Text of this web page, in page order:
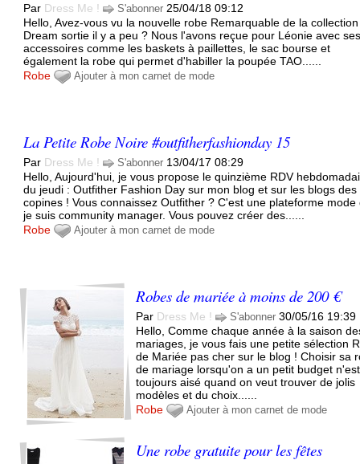
Par Dress Me ! S'abonner 25/04/18 09:12
Hello, Avez-vous vu la nouvelle robe Remarquable de la
Dream sortie il y a peu ? Nous l'avons reçue pour Léonie avec
accessoires comme les baskets à paillettes, le sac bourse et
également la robe qui permet d'habiller la poupée TAO......
Robe
Ajouter à mon carnet de mode
La Petite Robe Noire #outfitherfashionday 15
Par Dress Me ! S'abonner 13/04/17 08:29
Hello, Aujourd'hui, je vous propose le quinzième RDV
du jeudi : Outfither Fashion Day sur mon blog et sur les blogs des
copines ! Vous connaissez Outfither ? C'est une plateforme mode
je suis community manager. Vous pouvez créer des......
Robe
Ajouter à mon carnet de mode
Robes de mariée à moins de 200 €
Par Dress Me ! S'abonner 30/05/16 19:39
Hello, Comme chaque année à la saison
mariages, je vous fais une petite sélection
de Mariée pas cher sur le blog ! Choisir sa
de mariage lorsqu'on a un petit budget
toujours aisé quand on veut trouver de jolis
modèles et du choix......
Robe
Ajouter à mon carnet de mode
Une robe gratuite pour les fêtes